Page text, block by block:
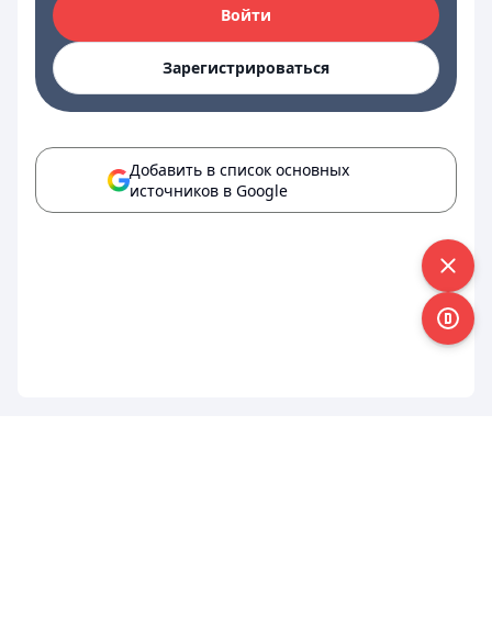
Войти
Зарегистрироваться
Добавить в список основных
источников в Google